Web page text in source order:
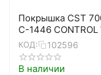
Покрышка CST
C-1446 CONTROL
КОД: 102596
В наличии